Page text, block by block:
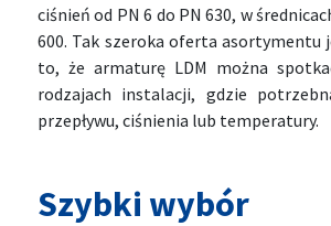
ciśnień od PN 6 do PN 630, w
600. Tak szeroka oferta asortymentu
to, że armaturę LDM można
rodzajach instalacji, gdzie
przepływu, ciśnienia lub temperatury.
Szybki wybór